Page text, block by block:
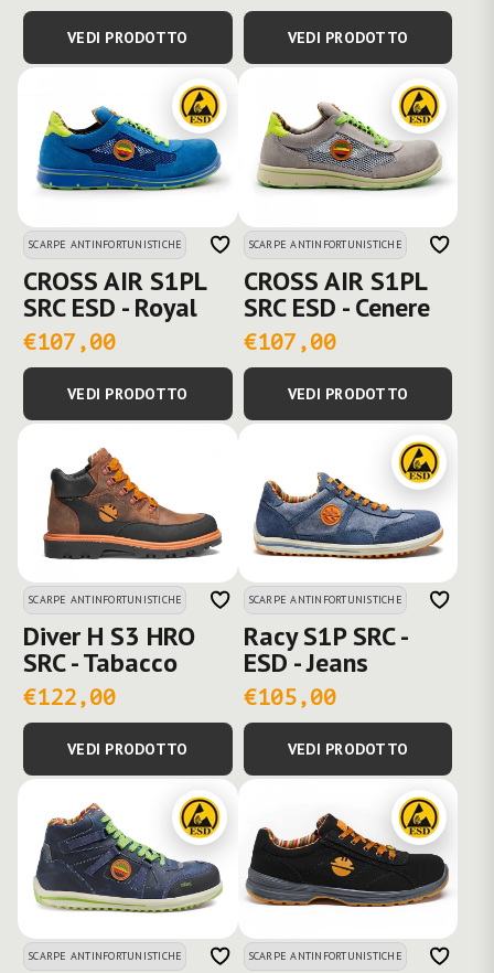
VEDI PRODOTTO VEDI PRODOTTO
SCARPE ANTINFORTUNISTICHE
CROSS AIR S1PL
SRC ESD - Royal
€107,00
VEDI PRODOTTO
SCARPE ANTINFORTUNISTICHE
CROSS AIR S1PL
SRC ESD - Cenere
€107,00
VEDI PRODOTTO
SCARPE ANTINFORTUNISTICHE
Diver H S3 HRO
SRC - Tabacco
€122,00
VEDI PRODOTTO
SCARPE ANTINFORTUNISTICHE
Racy S1P SRC -
ESD - Jeans
€105,00
VEDI PRODOTTO
SCARPE ANTINFORTUNISTICHE SCARPE ANTINFORTUNISTICHE